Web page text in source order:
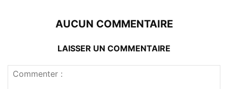
AUCUN COMMENTAIRE
LAISSER UN COMMENTAIRE